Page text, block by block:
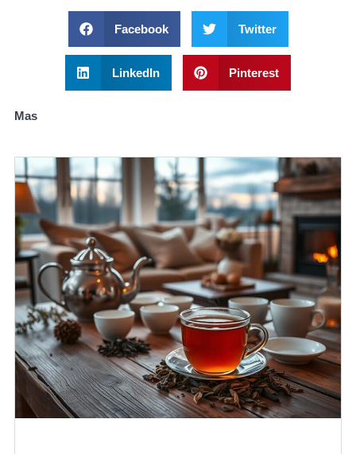
Facebook Twitter
LinkedIn Pinterest
Mas